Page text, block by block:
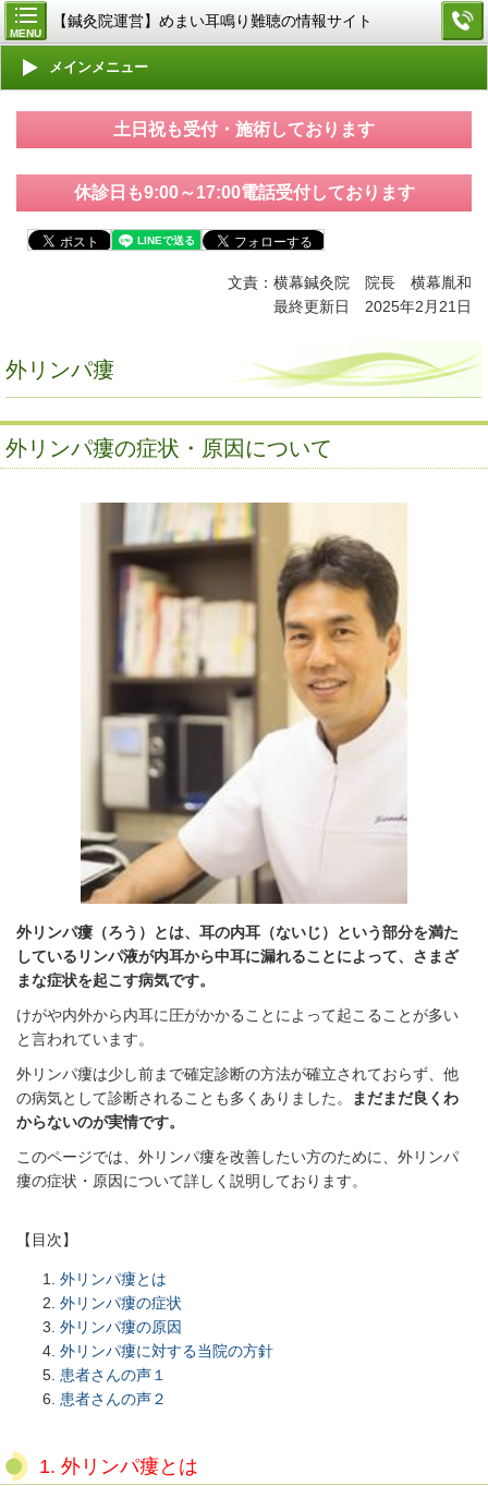
MENU
【鍼灸院運営】めまい耳鳴り難聴の情報サイト
メインメニュー
土日祝も受付・施術しております
休診日も9:00～17:00電話受付しております
文責：横幕鍼灸院 院長 横幕胤和
最終更新日 2025年2月21日
外リンパ瘻
外リンパ瘻の症状・原因について
外リンパ瘻（ろう）とは、耳の内耳（ないじ）という部分を満た
しているリンパ液が内耳から中耳に漏れることによって、さまざ
まな症状を起こす病気です。
けがや内外から内耳に圧がかかることによって起こることが多い
と言われています。
外リンパ瘻は少し前まで確定診断の方法が確立されておらず、他
の病気として診断されることも多くありました。
まだまだ良くわ
からないのが実情です。
このページでは、外リンパ瘻を改善したい方のために、外リンパ
瘻の症状・原因について詳しく説明しております。
【目次】
外リンパ瘻とは
外リンパ瘻の症状
外リンパ瘻の原因
外リンパ瘻に対する当院の方針
患者さんの声１
患者さんの声２
1. 外リンパ瘻とは